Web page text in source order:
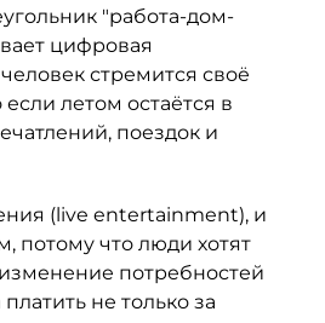
"работа-дом-
цифровая
стремится своё
летом остаётся в
поездок и
(live entertainment), и
потому что люди хотят
потребностей
не только за